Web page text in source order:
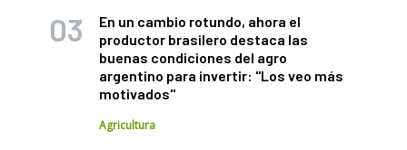
En un cambio rotundo, ahora el
productor brasilero destaca las
buenas condiciones del agro
argentino para invertir: "Los veo más
motivados"
Agricultura